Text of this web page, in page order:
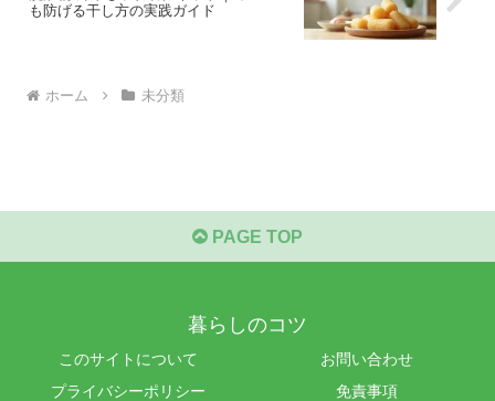
も防げる干し方の実践ガイド
ホーム 未分類
PAGE TOP
暮らしのコツ
このサイトについて
お問い合わせ
プライバシーポリシー
免責事項